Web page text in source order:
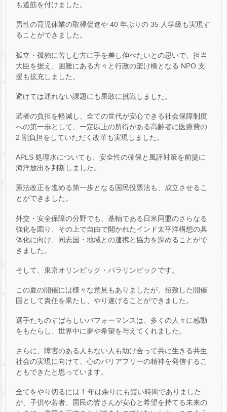
も道筋を付けました。
男性の育児休業の取得促進や 40 年ぶりの 35 人学級も実現す
ることができました。
孤立・孤独に苦しむ方に手を差し伸べたいとの思いで、担当
大臣を据え、困難にある方々と行政の架け橋となる NPO 支
援も拡充しました。
避けては通れない課題にも果敢に挑戦しました。
若者の負担を軽減し、全ての世代が安心できる社会保障制度
への第一歩として、一定以上の所得がある高齢者に医療費の
2 割負担をしていただく改革も実現しました。
APLS 処理水についても、安全性の確保と風評対策を前提に
海洋放出を判断しました。
憲法改正を進める第一歩となる国民投票法も、成立させるこ
とができました。
外交・安全保障の分野でも、基軸である日米同盟のさらなる
強化を図り、その上で自由で開かれたインド太平洋構想の具
体化に向け、同志国・地域との連携と協力を深めることがで
きました。
そして、東京オリンピック・パラリンピックです。
この夏の開催には様々な意見もありましたが、招致した開催
国として責任を果たし、やり遂げることができました。
選手たちのすばらしいパフォーマンスは、多くの人々に感動
をもたらし、世界中に夢や希望を与えてくれました。
さらに、障害のある人もない人も助け合って共に生きる共生
社会の実現に向けて、心のバリアフリーの精神を発信するこ
ともできたと思っています。
全てをやり切るには 1 年は余りにも短い時間でありました
が、子供や若者、国民の皆さんが安心と希望を持てる未来の